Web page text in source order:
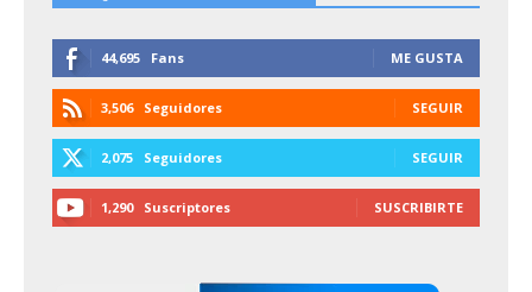
44,695 Fans ME GUSTA
3,506 Seguidores SEGUIR
2,075 Seguidores SEGUIR
1,290 Suscriptores SUSCRIBIRTE